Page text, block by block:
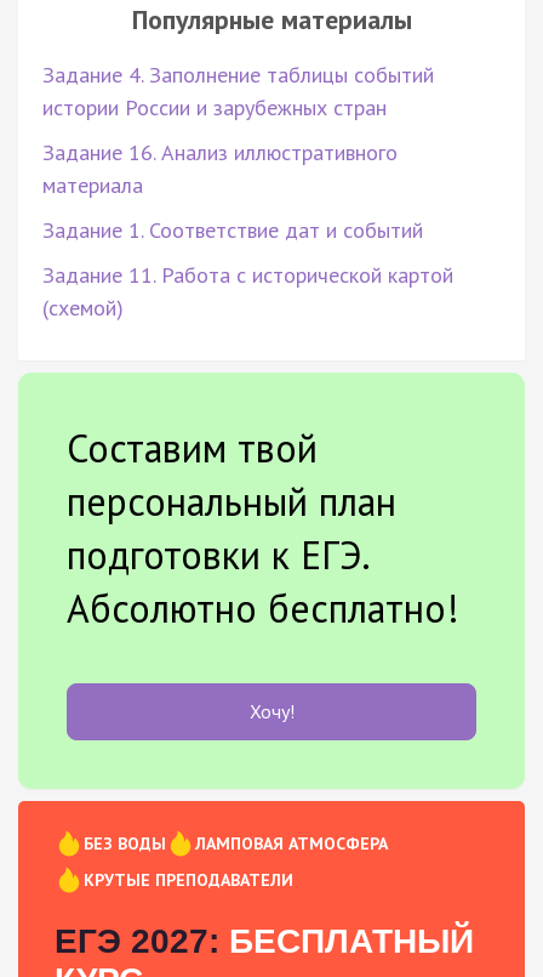
Популярные материалы
Задание 4. Заполнение таблицы событий
истории России и зарубежных стран
Задание 16. Анализ иллюстративного
материала
Задание 1. Соответствие дат и событий
Задание 11. Работа с исторической картой
(схемой)
Составим твой
персональный план
подготовки к ЕГЭ.
Абсолютно бесплатно!
Хочу!
БЕЗ ВОДЫ
ЛАМПОВАЯ АТМОСФЕРА
КРУТЫЕ ПРЕПОДАВАТЕЛИ
ЕГЭ 2027: БЕСПЛАТНЫЙ